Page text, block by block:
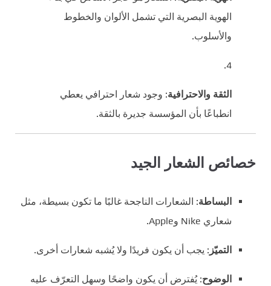
الهوية البصرية التي تشمل الألوان والخطوط
والأسلوب.
الثقة والاحترافية: وجود شعار احترافي يعطي
انطباعًا بأن المؤسسة جديرة بالثقة.
خصائص الشعار الجيد
البساطة: الشعارات الناجحة غالبًا ما تكون بسيطة، مثل
شعاري Nike وApple.
التميّز : يجب أن يكون فريدًا ولا يُشبه شعارات أخرى.
الوضوح: يُفترض أن يكون واضحًا وسهل التعرّف عليه